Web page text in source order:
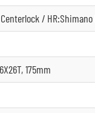
/
175mm